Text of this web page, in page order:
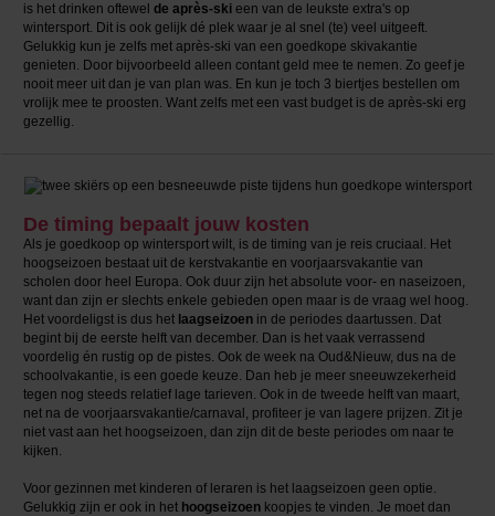
is het drinken oftewel de après-ski een van de leukste extra's op
wintersport. Dit is ook gelijk dé plek waar je al snel (te) veel uitgeeft.
Gelukkig kun je zelfs met après-ski van een goedkope skivakantie
genieten. Door bijvoorbeeld alleen contant geld mee te nemen. Zo geef je
nooit meer uit dan je van plan was. En kun je toch 3 biertjes bestellen om
vrolijk mee te proosten. Want zelfs met een vast budget is de après-ski erg
gezellig.
De timing bepaalt jouw kosten
Als je goedkoop op wintersport wilt, is de timing van je reis cruciaal. Het
hoogseizoen bestaat uit de kerstvakantie en voorjaarsvakantie van
scholen door heel Europa. Ook duur zijn het absolute voor- en naseizoen,
want dan zijn er slechts enkele gebieden open maar is de vraag wel hoog.
Het voordeligst is dus het laagseizoen in de periodes daartussen. Dat
begint bij de eerste helft van december. Dan is het vaak verrassend
voordelig én rustig op de pistes. Ook de week na Oud&Nieuw, dus na de
schoolvakantie, is een goede keuze. Dan heb je meer sneeuwzekerheid
tegen nog steeds relatief lage tarieven. Ook in de tweede helft van maart,
net na de voorjaarsvakantie/carnaval, profiteer je van lagere prijzen. Zit je
niet vast aan het hoogseizoen, dan zijn dit de beste periodes om naar te
kijken.
Voor gezinnen met kinderen of leraren is het laagseizoen geen optie.
Gelukkig zijn er ook in het hoogseizoen koopjes te vinden. Je moet dan